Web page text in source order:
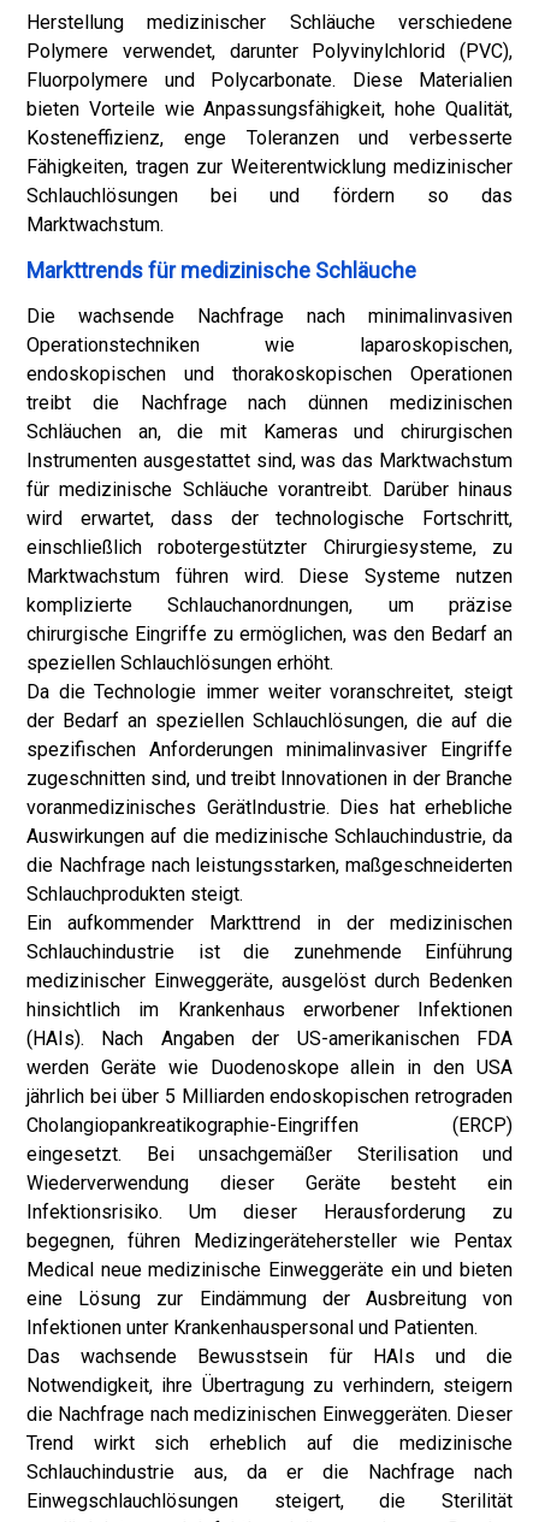
Herstellung medizinischer Schläuche verschiedene
Polymere verwendet, darunter Polyvinylchlorid (PVC),
Fluorpolymere und Polycarbonate. Diese Materialien
bieten Vorteile wie Anpassungsfähigkeit, hohe Qualität,
Kosteneffizienz, enge Toleranzen und verbesserte
Fähigkeiten, tragen zur Weiterentwicklung medizinischer
Schlauchlösungen bei und fördern so das
Marktwachstum.
Markttrends für medizinische Schläuche
Die wachsende Nachfrage nach minimalinvasiven
Operationstechniken wie laparoskopischen,
endoskopischen und thorakoskopischen Operationen
treibt die Nachfrage nach dünnen medizinischen
Schläuchen an, die mit Kameras und chirurgischen
Instrumenten ausgestattet sind, was das Marktwachstum
für medizinische Schläuche vorantreibt. Darüber hinaus
wird erwartet, dass der technologische Fortschritt,
einschließlich robotergestützter Chirurgiesysteme, zu
Marktwachstum führen wird. Diese Systeme nutzen
komplizierte Schlauchanordnungen, um präzise
chirurgische Eingriffe zu ermöglichen, was den Bedarf an
speziellen Schlauchlösungen erhöht.
Da die Technologie immer weiter voranschreitet, steigt
der Bedarf an speziellen Schlauchlösungen, die auf die
spezifischen Anforderungen minimalinvasiver Eingriffe
zugeschnitten sind, und treibt Innovationen in der Branche
voranmedizinisches GerätIndustrie. Dies hat erhebliche
Auswirkungen auf die medizinische Schlauchindustrie, da
die Nachfrage nach leistungsstarken, maßgeschneiderten
Schlauchprodukten steigt.
Ein aufkommender Markttrend in der medizinischen
Schlauchindustrie ist die zunehmende Einführung
medizinischer Einweggeräte, ausgelöst durch Bedenken
hinsichtlich im Krankenhaus erworbener Infektionen
(HAIs). Nach Angaben der US-amerikanischen FDA
werden Geräte wie Duodenoskope allein in den USA
jährlich bei über 5 Milliarden endoskopischen retrograden
Cholangiopankreatikographie-Eingriffen (ERCP)
eingesetzt. Bei unsachgemäßer Sterilisation und
Wiederverwendung dieser Geräte besteht ein
Infektionsrisiko. Um dieser Herausforderung zu
begegnen, führen Medizingerätehersteller wie Pentax
Medical neue medizinische Einweggeräte ein und bieten
eine Lösung zur Eindämmung der Ausbreitung von
Infektionen unter Krankenhauspersonal und Patienten.
Das wachsende Bewusstsein für HAIs und die
Notwendigkeit, ihre Übertragung zu verhindern, steigern
die Nachfrage nach medizinischen Einweggeräten. Dieser
Trend wirkt sich erheblich auf die medizinische
Schlauchindustrie aus, da er die Nachfrage nach
Einwegschlauchlösungen steigert, die Sterilität